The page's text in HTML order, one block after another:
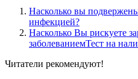
Насколько вы
инфекцией?
Насколько Вы рискуете
заболеваниемТест на
Читатели рекомендуют!